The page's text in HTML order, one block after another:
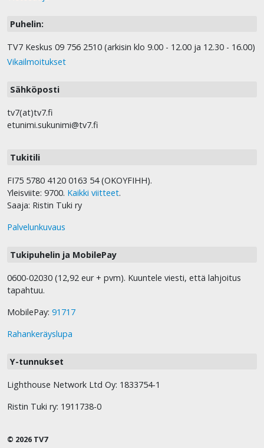
Puhelin:
TV7 Keskus 09 756 2510 (arkisin klo 9.00 - 12.00 ja 12.30 - 16.00)
Vikailmoitukset
Sähköposti
tv7(at)tv7.fi
etunimi.sukunimi@tv7.fi
Tukitili
FI75 5780 4120 0163 54 (OKOYFIHH).
Yleisviite: 9700. Kaikki viitteet.
Saaja: Ristin Tuki ry
Palvelunkuvaus
Tukipuhelin ja MobilePay
0600-02030 (12,92 eur + pvm). Kuuntele viesti, että lahjoitus
tapahtuu.
MobilePay: 91717
Rahankeräyslupa
Y-tunnukset
Lighthouse Network Ltd Oy: 1833754-1
Ristin Tuki ry: 1911738-0
© 2026 TV7